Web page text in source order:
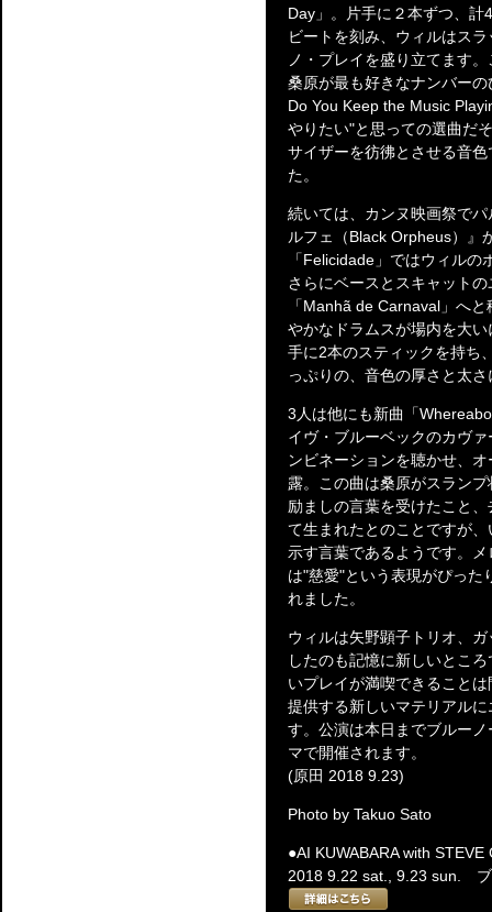
Day」。片手に２本ずつ、
ビートを刻み、ウィルはス
ノ・プレイを盛り立てます
桑原が最も好きなナンバー
Do You Keep the Music
やりたい"と思っての選曲だ
サイザーを彷彿とさせる音
た。
続いては、カンヌ映画祭で
ルフェ（Black Orpheus）』
「Felicidade」ではウィル
さらにベースとスキャット
「Manhã de Carnaval」へ
やかなドラムスが場内を大
手に2本のスティックを持ち
っぷりの、音色の厚さと太
3人は他にも新曲「
イヴ・ブルーベックのカヴ
ンビネーションを聴かせ、
露。この曲は桑原がスラン
励ましの言葉を受けたこと
て生まれたとのことですが
示す言葉であるようです。
は"慈愛"という表現がぴった
れました。
ウィルは矢野顕子トリオ、
したのも記憶に新しいとこ
いプレイが満喫できること
提供する新しいマテリアル
す。公演は本日までブルー
マで開催されます。
(原田 2018 9.23)
Photo by Takuo Sato
●AI KUWABARA with STEVE
2018 9.22 sat., 9.23 sun.